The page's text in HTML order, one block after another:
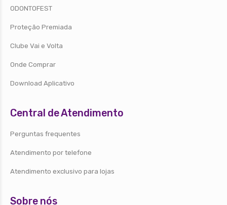
ODONTOFEST
Proteção Premiada
Clube Vai e Volta
Onde Comprar
Download Aplicativo
Central de Atendimento
Perguntas frequentes
Atendimento por telefone
Atendimento exclusivo para lojas
Sobre nós